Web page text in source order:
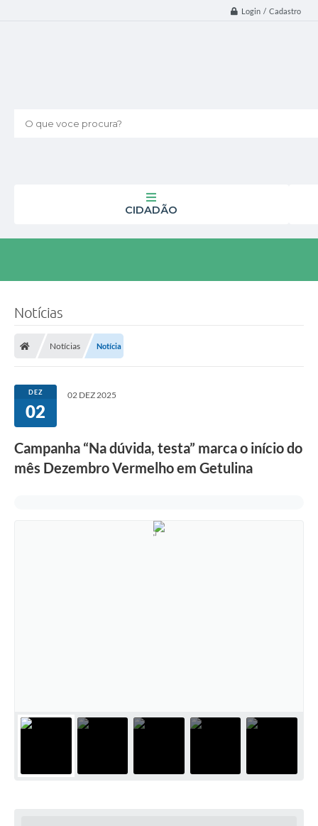
Login / Cadastro
O que voce procura?
CIDADÃO
Notícias
Notícias Notícia
DEZ
02
02 DEZ 2025
Campanha “Na dúvida, testa” marca o início do
mês Dezembro Vermelho em Getulina